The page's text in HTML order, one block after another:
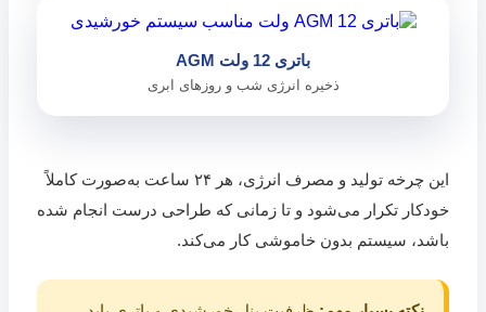
باتری 12 ولت AGM
ذخیره انرژی شب و روزهای ابری
این چرخه تولید و مصرف انرژی، هر ۲۴ ساعت به‌صورت کاملاً
خودکار تکرار می‌شود و تا زمانی که طراحی درست انجام شده
باشد، سیستم بدون خاموشی کار می‌کند.